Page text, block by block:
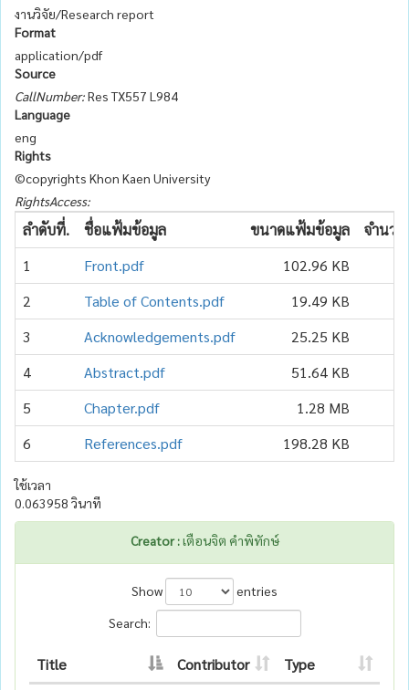
งานวิจัย/Research report
Format
application/pdf
Source
CallNumber:Res TX557 L984
Language
eng
Rights
©copyrights Khon Kaen University
RightsAccess:
ลำดับที่. ชื่อแฟ้มข้อมูล ขนาดแฟ้มข้อมูล
จำนวน
1
Front.pdf
102.96 KB
2
Table of Contents.pdf
19.49 KB
3
Acknowledgements.pdf
25.25 KB
4
Abstract.pdf
51.64 KB
5
Chapter.pdf
1.28 MB
6
References.pdf 198.28 KB
ใช้เวลา
0.063958 วินาที
Creator :เตือนจิต คำพิทักษ์
Show
entries
Search:
Title Contributor
Type